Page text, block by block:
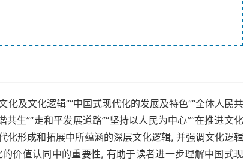
及文化逻辑”“中国式现代化的发展及特色”“全体人民共
生”“走和平发展道路”“坚持以人民为中心”“在推进文化
化形成和拓展中所蕴涵的深层文化逻辑, 并强调文化逻辑
价值认同中的重要性, 有助于读者进一步理解中国式现